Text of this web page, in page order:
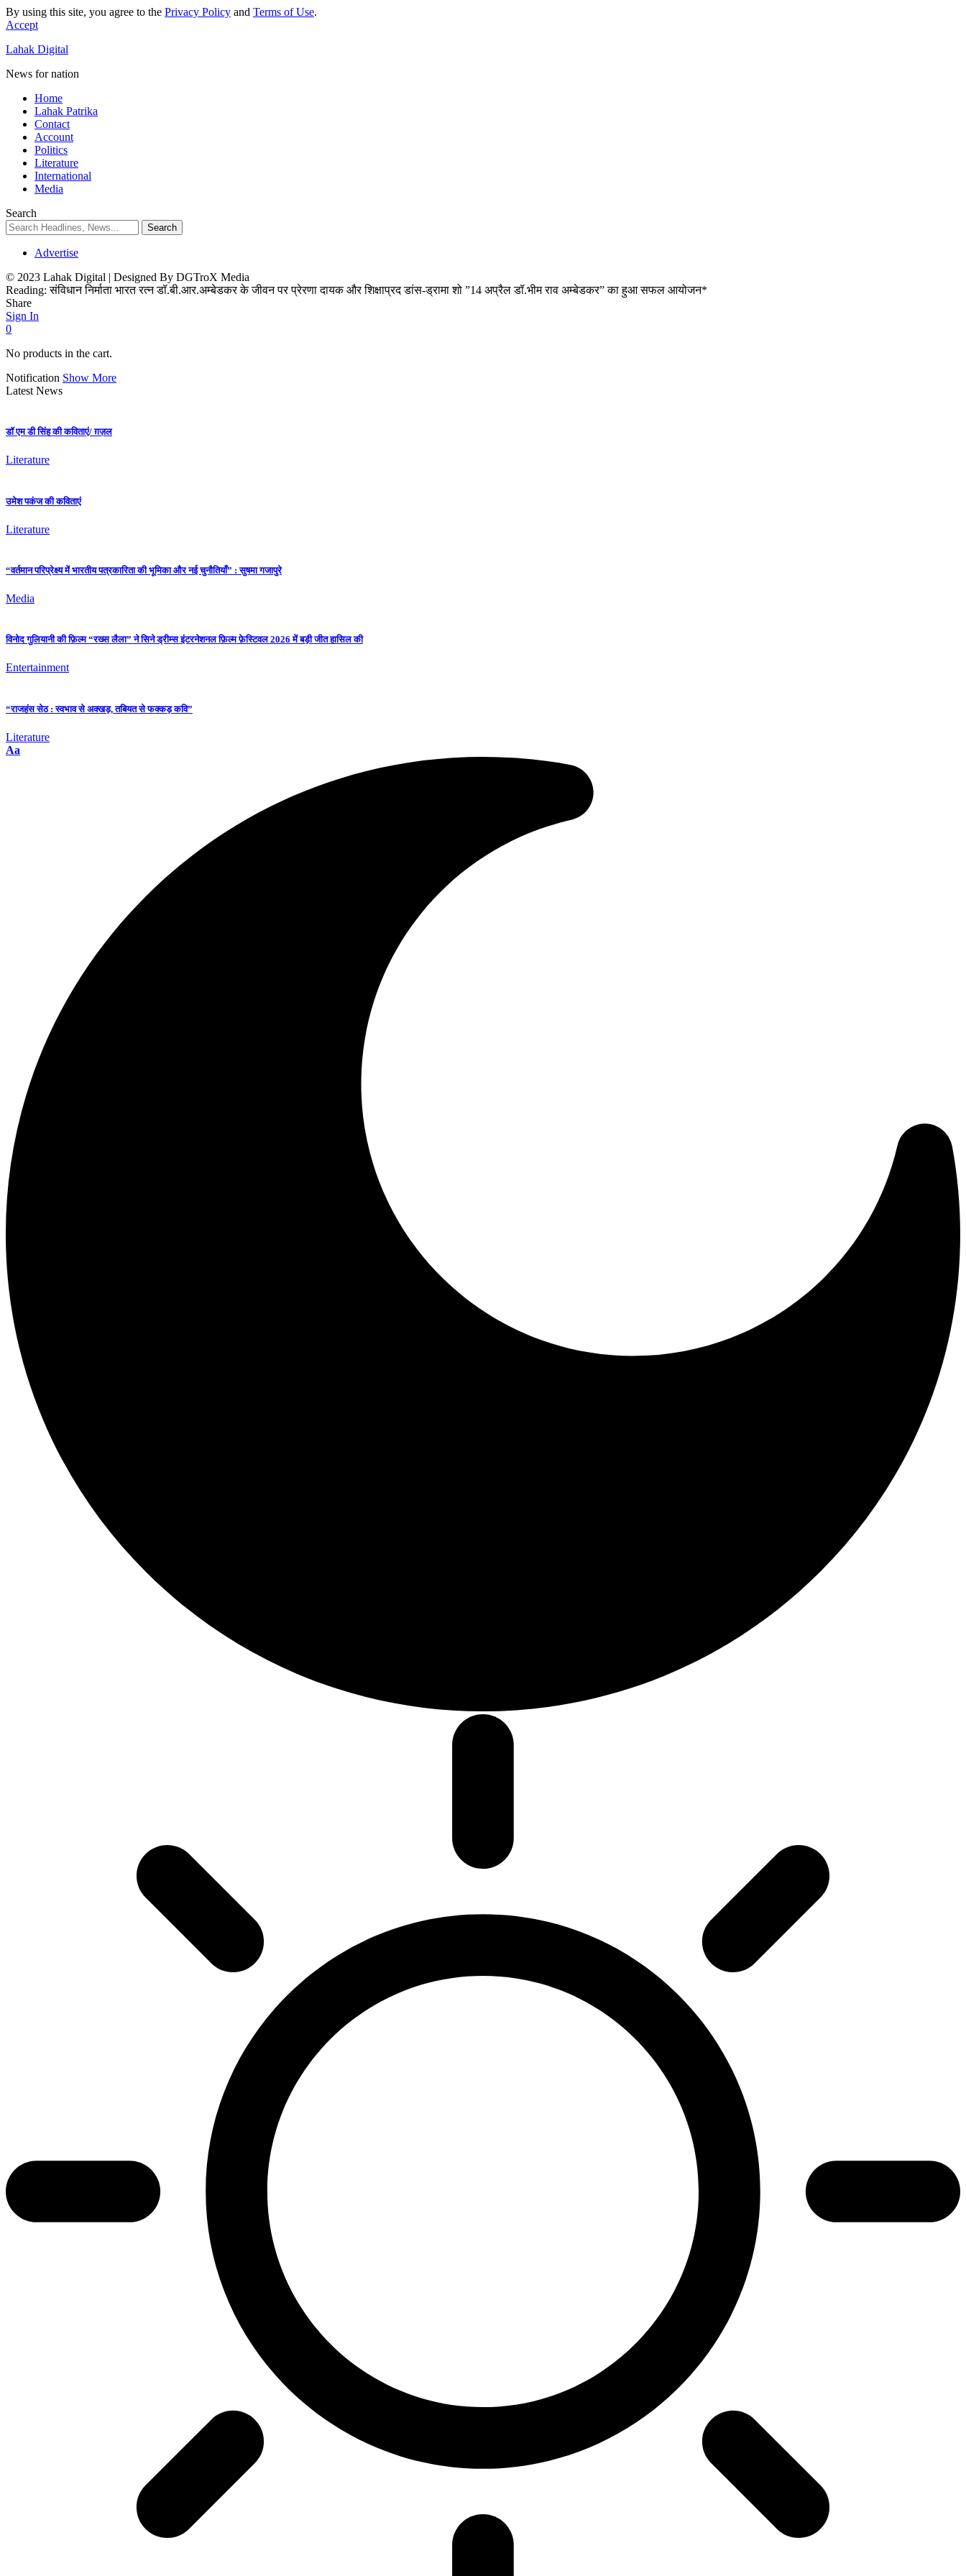
By using this site, you agree to the Privacy Policy and Terms of Use.
Accept
Lahak Digital
News for nation
Home
Lahak Patrika
Contact
Account
Politics
Literature
International
Media
Search
Advertise
© 2023 Lahak Digital | Designed By DGTroX Media
Reading: संविधान निर्माता भारत रत्न डॉ.बी.आर.अम्बेडकर के जीवन पर प्रेरणा दायक और शिक्षाप्रद डांस-ड्रामा शो ”14 अप्रैल डॉ.भीम राव अम्बेडकर” का हुआ सफल आयोजन*
Share
Sign In
0
No products in the cart.
Notification Show More
Latest News
डॉ एम डी सिंह की कविताएं/ ग़ज़ल
Literature
उमेश पकंज की कविताएं
Literature
“वर्तमान परिप्रेक्ष्य में भारतीय पत्रकारिता की भूमिका और नई चुनौतियाँ” : सुषमा गजापुरे
Media
विनोद गुलियानी की फ़िल्म “रख्स लैला” ने सिने ड्रीम्स इंटरनेशनल फ़िल्म फ़ेस्टिवल 2026 में बड़ी जीत हासिल की
Entertainment
“राजहंस सेठ : स्वभाव से अक्खड़, तबियत से फक्कड़ कवि”
Literature
Aa